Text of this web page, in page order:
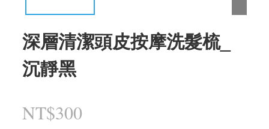
深層清潔頭皮按摩洗髮梳_
沉靜黑
NT$300